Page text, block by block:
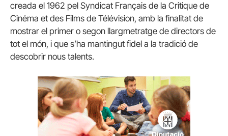
creada el 1962 pel Syndicat Français de la Critique de
Cinéma et des Films de Télévision, amb la finalitat de
mostrar el primer o segon llargmetratge de directors de
tot el món, i que s’ha mantingut fidel a la tradició de
descobrir nous talents.